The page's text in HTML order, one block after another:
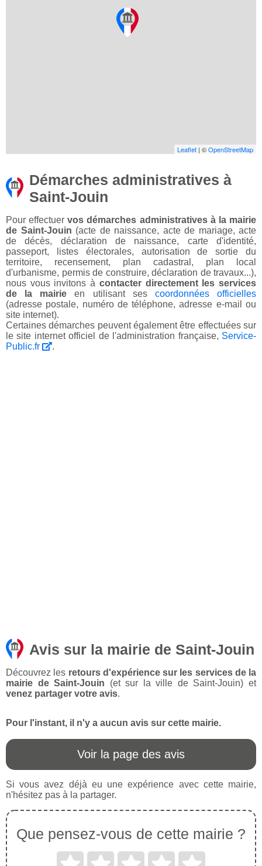
Leaflet | ©OpenStreetMap
Démarches administratives à
Saint-Jouin
Pour effectuervos démarches administratives à la mairie
de Saint-Jouin (acte de naissance, acte de mariage, acte
de décès, déclaration de naissance, carte d'identité,
passeport, listes électorales, autorisation de sortie du
territoire, recensement, plan cadastral, plan local
d'urbanisme, permis de construire, déclaration de travaux...),
nous vous invitons à contacter directement les services
de la mairie en utilisant ses coordonnées officielles
(adresse postale, numéro de téléphone, adresse e-mail ou
site internet).
Certaines démarches peuvent également être effectuées sur
le site internet officiel de l'administration française, Service-
Public.fr
.
Avis sur la mairie de Saint-Jouin
Découvrez les retours d'expérience sur les services de la
mairie de Saint-Jouin (et sur la ville de Saint-Jouin) et
venez partager votre avis.
Pour l'instant, il n'y a aucun avis sur cette mairie.
Voir la page des avis
Si vous avez déjà eu une expérience avec cette mairie,
n'hésitez pas à la partager.
Que pensez-vous de cette mairie ?